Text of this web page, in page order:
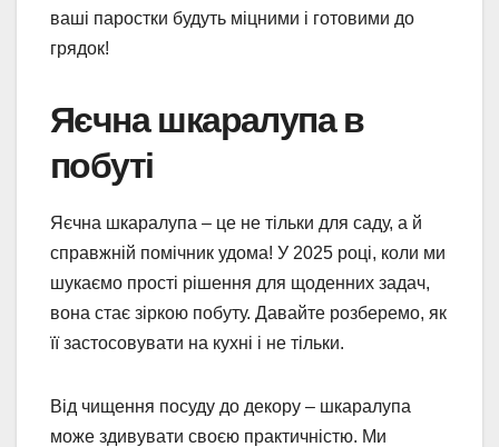
ваші паростки будуть міцними і готовими до
грядок!
Яєчна шкаралупа в
побуті
Яєчна шкаралупа – це не тільки для саду, а й
справжній помічник удома! У 2025 році, коли ми
шукаємо прості рішення для щоденних задач,
вона стає зіркою побуту. Давайте розберемо, як
її застосовувати на кухні і не тільки.
Від чищення посуду до декору – шкаралупа
може здивувати своєю практичністю. Ми